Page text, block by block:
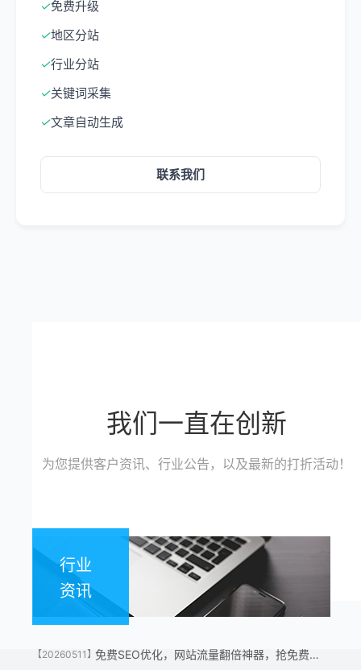
✓免费升级
✓地区分站
✓行业分站
✓关键词采集
✓文章自动生成
联系我们
我们一直在创新
为您提供客户资讯、行业公告，以及最新的打折活动！
行业
资讯
【20260511】 免费SEO优化，网站流量翻倍神器，抢免费名额！